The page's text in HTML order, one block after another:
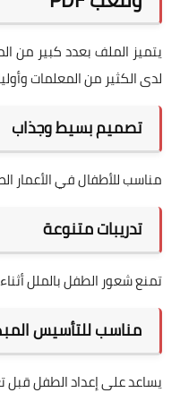
يتميز الملف بعدد كبير من
لدى الكثير من المعلمات
تصميم بسيط وجذاب
مناسب للأطفال في الأعمار
تدريبات متنوعة
تمنع شعور الطفل بالملل
مناسب للتأسيس
يساعد على إعداد الطفل قبل